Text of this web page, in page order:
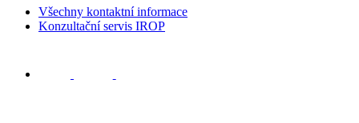
Všechny kontaktní informace
Konzultační servis IROP